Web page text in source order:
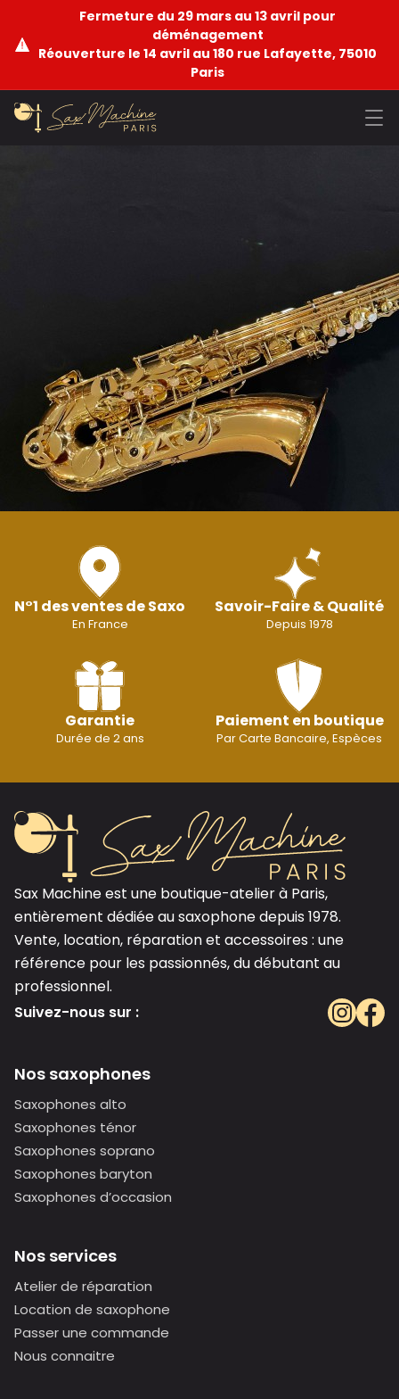
Fermeture du 29 mars au 13 avril pour
déménagement
Réouverture le 14 avril au 180 rue Lafayette, 75010
Paris
N°1 des ventes de Saxo
En France
Savoir-Faire & Qualité
Depuis 1978
Garantie
Durée de 2 ans
Paiement en boutique
Par Carte Bancaire, Espèces
Sax Machine est une boutique-atelier à Paris,
entièrement dédiée au saxophone depuis 1978.
Vente, location, réparation et accessoires : une
référence pour les passionnés, du débutant au
professionnel.
Suivez-nous sur :
Nos saxophones
Saxophones alto
Saxophones ténor
Saxophones soprano
Saxophones baryton
Saxophones d’occasion
Nos services
Atelier de réparation
Location de saxophone
Passer une commande
Nous connaitre